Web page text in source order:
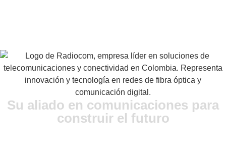
Su aliado en comunicaciones para
construir el futuro